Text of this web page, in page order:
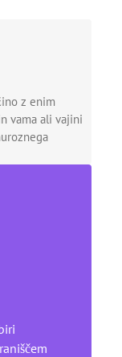
z enim
vama ali vajini